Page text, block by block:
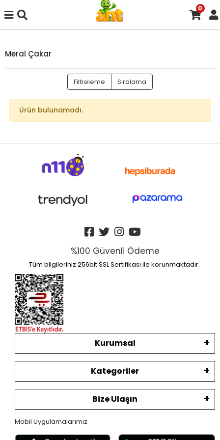
0
Meral Çakar
Filtreleme Sıralama
Ürün bulunamadı.
%100 Güvenli Ödeme
Tüm bilgileriniz 256bit SSL Sertifikası ile korunmaktadır.
Kurumsal
Kategoriler
Bize Ulaşın
Mobil Uygulamalarımız